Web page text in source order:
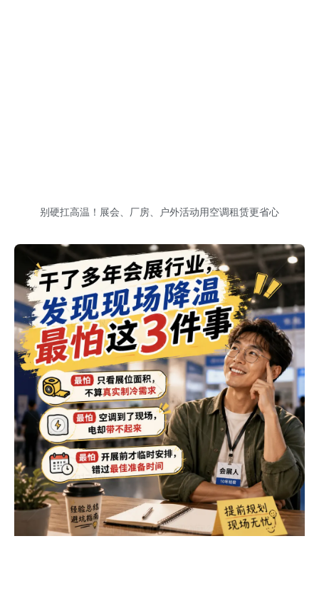
别硬扛高温！展会、厂房、户外活动用空调租赁更省心